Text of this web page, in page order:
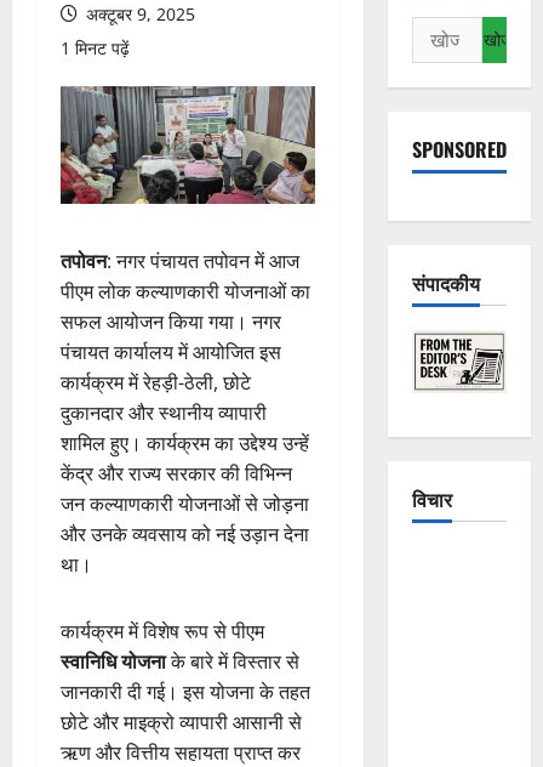
अक्टूबर 9, 2025
1 मिनट पढ़ें
तपोवन: नगर पंचायत तपोवन में आज
पीएम लोक कल्याणकारी योजनाओं का
सफल आयोजन किया गया। नगर
पंचायत कार्यालय में आयोजित इस
कार्यक्रम में रेहड़ी-ठेली, छोटे
दुकानदार और स्थानीय व्यापारी
शामिल हुए। कार्यक्रम का उद्देश्य उन्हें
केंद्र और राज्य सरकार की विभिन्न
जन कल्याणकारी योजनाओं से जोड़ना
और उनके व्यवसाय को नई उड़ान देना
था।
कार्यक्रम में विशेष रूप से पीएम
स्वानिधि योजनाके बारे में विस्तार से
जानकारी दी गई। इस योजना के तहत
छोटे और माइक्रो व्यापारी आसानी से
ऋण और वित्तीय सहायता प्राप्त कर
निम्न
को
खोजें:
SPONSORED
संपादकीय
विचार